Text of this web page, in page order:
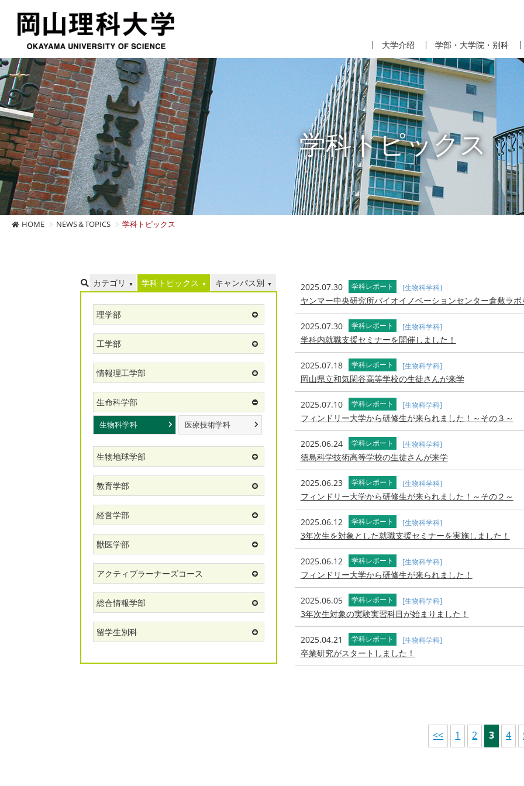
大学介绍 学部・大学院・别科
学科トピックス
HOME NEWS＆TOPICS 学科トピックス
カテゴリ 学科トピックス キャンパス別
理学部
工学部
情報理工学部
生命科学部
生物科学科 医療技術学科
生物地球学部
教育学部
経営学部
獣医学部
アクティブラーナーズコース
総合情報学部
留学生別科
2025.07.30 学科レポート [生物科学科]
ヤンマー中央研究所バイオイノベーションセンター倉敷ラ
2025.07.30 学科レポート [生物科学科]
学科内就職支援セミナーを開催しました！
2025.07.18 学科レポート [生物科学科]
岡山県立和気閑谷高等学校の生徒さんが来学
2025.07.10 学科レポート [生物科学科]
フィンドリー大学から研修生が来られました！～その３～
2025.06.24 学科レポート [生物科学科]
徳島科学技術高等学校の生徒さんが来学
2025.06.23 学科レポート [生物科学科]
フィンドリー大学から研修生が来られました！～その２～
2025.06.12 学科レポート [生物科学科]
3年次生を対象とした就職支援セミナーを実施しました！
2025.06.12 学科レポート [生物科学科]
フィンドリー大学から研修生が来られました！
2025.06.05 学科レポート [生物科学科]
3年次生対象の実験実習科目が始まりました！
2025.04.21 学科レポート [生物科学科]
卒業研究がスタートしました！
<< 1 2 3 4